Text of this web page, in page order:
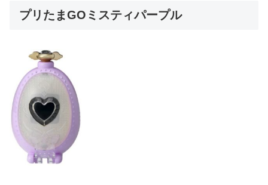
プリたまGOミスティパープル